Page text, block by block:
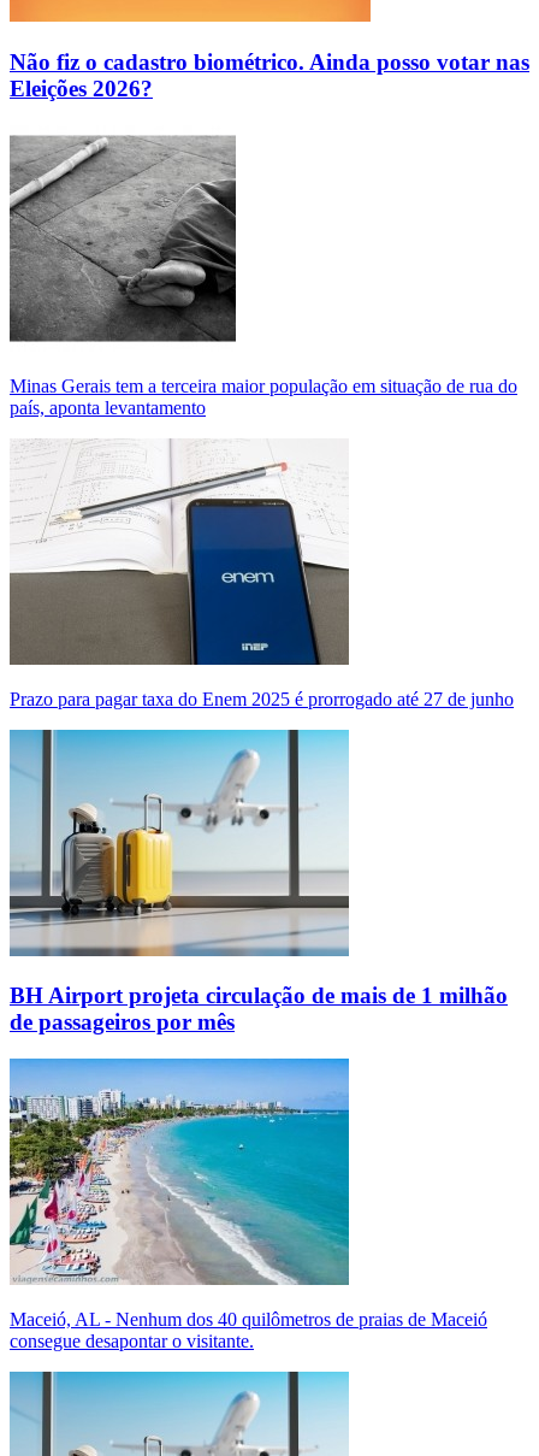
Não fiz o cadastro biométrico. Ainda posso votar nas
Eleições 2026?
Minas Gerais tem a terceira maior população em situação de rua do
país, aponta levantamento
Prazo para pagar taxa do Enem 2025 é prorrogado até 27 de junho
BH Airport projeta circulação de mais de 1 milhão
de passageiros por mês
Maceió, AL - Nenhum dos 40 quilômetros de praias de Maceió
consegue desapontar o visitante.